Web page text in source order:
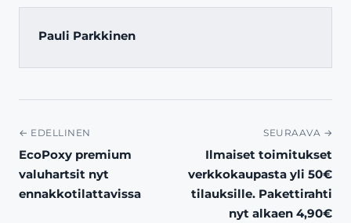
Pauli Parkkinen
← EDELLINEN
EcoPoxy premium
valuhartsit nyt
ennakkotilattavissa
SEURAAVA →
Ilmaiset toimitukset
verkkokaupasta yli 50€
tilauksille. Pakettirahti
nyt alkaen 4,90€